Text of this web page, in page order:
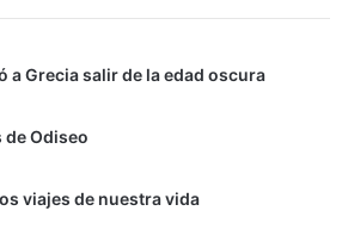
a Grecia salir de la edad oscura
Odiseo
viajes de nuestra vida